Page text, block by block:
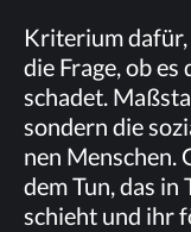
Kri­te­ri­um
die Fra­ge, ob
scha­det.
son­dern die
nen Men­schen.
dem Tun, das
schieht und ihr